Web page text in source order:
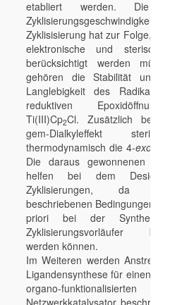
etabliert werden. Die
Zyklisierungsgeschwindigkeit
Zyklisisierung hat zur Folge,
elektronische und sterische
berücksichtigt werden
gehören die Stabilität und
Langlebigkeit des Radikals
reduktiven
Ti(III)Cp2Cl. Zusätzlich
gem-Dialkyleffekt
thermodynamisch die 4-exo
Die daraus gewonnenen
helfen bei dem Design
Zyklisierungen, da
beschriebenen Bedingungen in
priori bei der Synthese
Zyklisierungsvorläufer
werden können.
Im Weiteren werden
Ligandensynthese für einen
organo-funktionalisierten
Netzwerkkatalysator